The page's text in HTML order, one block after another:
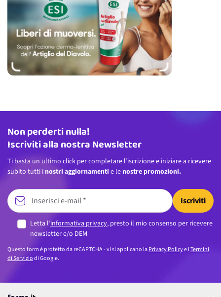
Indirizzo email
Non perderti nulla!
Iscriviti alla nostra Newsletter
Ti basta un ultimo click per completare l’iscrizione e iniziare a ricevere
subito tutti i nostri aggiornamenti e le nostre promozioni.
Iscriviti
Letta l’informativa privacy, presto il mio consenso per ricevere
newsletter e/o DEM
Questo form è protetto da reCAPTCHA - vi si applicano laPrivacy Policye iTermini
di Serviziodi Google.